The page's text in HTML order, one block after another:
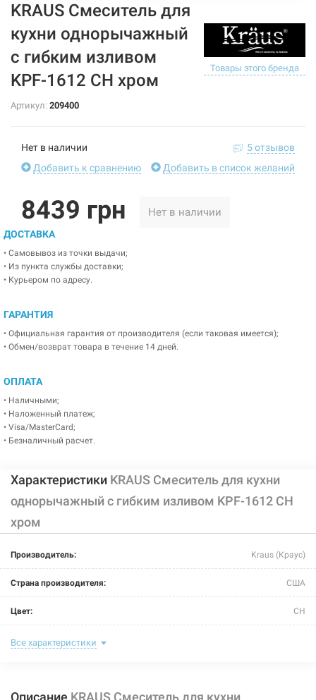
KRAUS Смеситель для
кухни однорычажный
с гибким изливом
KPF-1612 CH хром
Товары этого бренда
Артикул: 209400
Нет в наличии
5 отзывов
Добавить к сравнению
Добавить в список желаний
8439 грн Нет в наличии
ДОСТАВКА
• Самовывоз из точки выдачи;
• Из пункта службы доставки;
• Курьером по адресу.
ГАРАНТИЯ
• Официальная гарантия от производителя (если таковая имеется);
• Обмен/возврат товара в течение 14 дней.
ОПЛАТА
• Наличными;
• Наложенный платеж;
• Visa/MasterCard;
• Безналичный расчет.
Характеристики KRAUS Смеситель для кухни
однорычажный с гибким изливом KPF-1612 CH
хром
Производитель: Kraus (Краус)
Страна производителя: США
Цвет: CH
Назначение смесителя:
Тип конструкции: с гибким изливом
Все характеристики
Описание KRAUS Смеситель для кухни